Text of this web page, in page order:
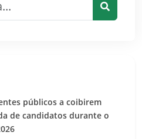
públicos a coibirem
de candidatos durante o